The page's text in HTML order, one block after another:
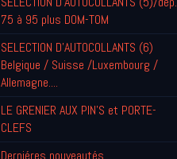
75 à 95 plus DOM-TOM
SELECTION D'AUTOCOLLANTS (6)
Belgique / Suisse /Luxembourg /
Allemagne....
LE GRENIER AUX PIN'S et PORTE-
CLEFS
Derniéres nouveautés